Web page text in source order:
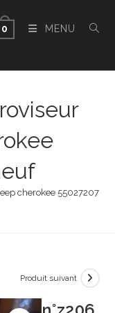
0 MENU
cherokee 55027207
Produit suivant